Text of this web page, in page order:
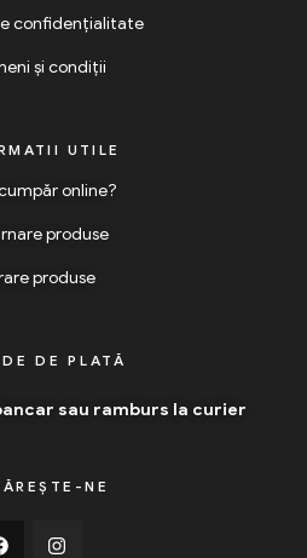
confidențialitate
și condiții
UTILE
online?
produse
produse
DE PLATĂ
sau ramburs la curier
NE